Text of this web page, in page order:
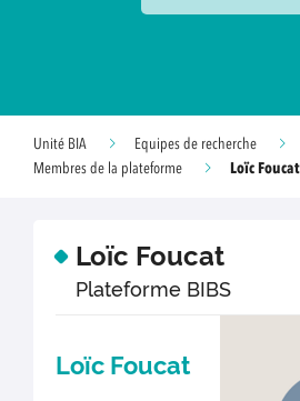
Unité BIA Equipes de recherche
Membres de la plateforme
Loïc Foucat
Loïc Foucat
Plateforme BIBS
Loïc Foucat